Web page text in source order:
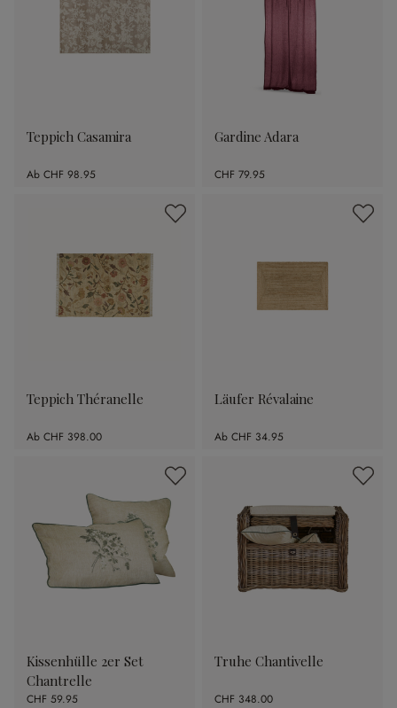
Teppich Casamira
Ab CHF 98.95
Gardine Adara
CHF 79.95
Teppich Théranelle
Ab CHF 398.00
Läufer Révalaine
Ab CHF 34.95
Kissenhülle 2er Set
Chantrelle
CHF 59.95
Truhe Chantivelle
CHF 348.00